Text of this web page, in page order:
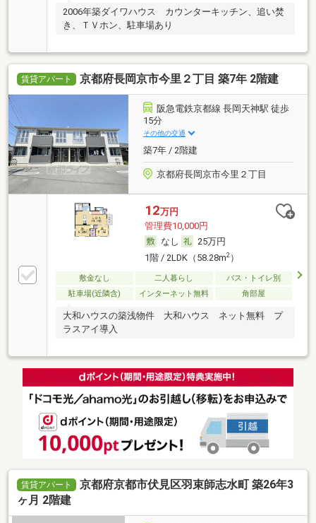
2006年築ダイワハウス カウンターキッチン、追い焚
き、ＴＶホン、駐車場あり
賃貸アパート 京都府長岡京市今里２丁目 築7年 2階建
阪急電鉄京都線 長岡天神駅 徒歩
15分
その他の交通
築7年 / 2階建
京都府長岡京市今里２丁目
12万円
管理費10,000円
なし
25万円
1階 / 2LDK（58.28m2）
敷金なし 二人暮らし
バス・トイレ別
駐車場(近隣含)
インターネット無料 角部屋
大和ハウスの築浅物件 大和ハウス ネット無料 プ
ラスアイ導入
賃貸アパート
京都府京都市伏見区羽束師志水町 築26年3
ヶ月 2階建